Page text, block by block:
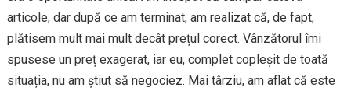
articole, dar după ce am terminat, am realizat că, de fapt,
plătisem mult mai mult decât prețul corect. Vânzătorul îmi
spusese un preț exagerat, iar eu, complet copleșit de toată
situația, nu am știut să negociez. Mai târziu, am aflat că este